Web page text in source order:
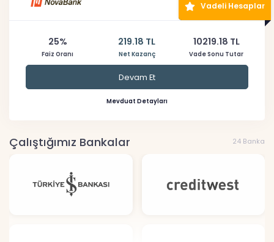
Vadeli Hesaplar
25%
Faiz Oranı
219.18 TL
Net Kazanç
10219.18 TL
Vade Sonu Tutar
Devam Et
Mevduat Detayları
Çalıştığımız Bankalar 24 Banka